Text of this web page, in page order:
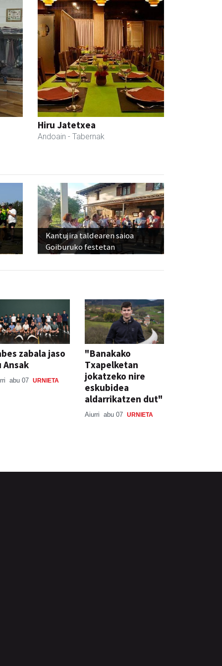
Hiru Jatetxea
Andoain - Tabernak
Kantujira taldearen saioa
Goiburuko festetan
zabala jaso
Ansak
abu 07 URNIETA
"Banakako
Txapelketan
jokatzeko nire
eskubidea
aldarrikatzen dut"
Aiurri abu 07 URNIETA